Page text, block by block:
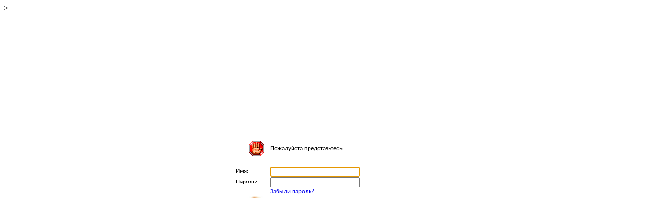
>
Пожалуйста представьтесь:
Имя:
Пароль:
Забыли пароль?